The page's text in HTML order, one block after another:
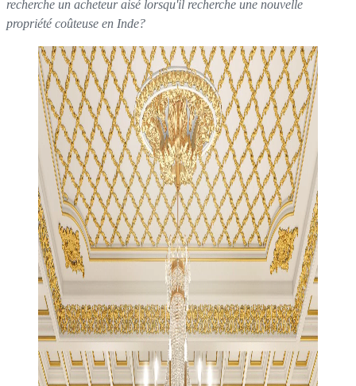
recherche un acheteur aisé lorsqu'il recherche une nouvelle
propriété coûteuse en Inde?